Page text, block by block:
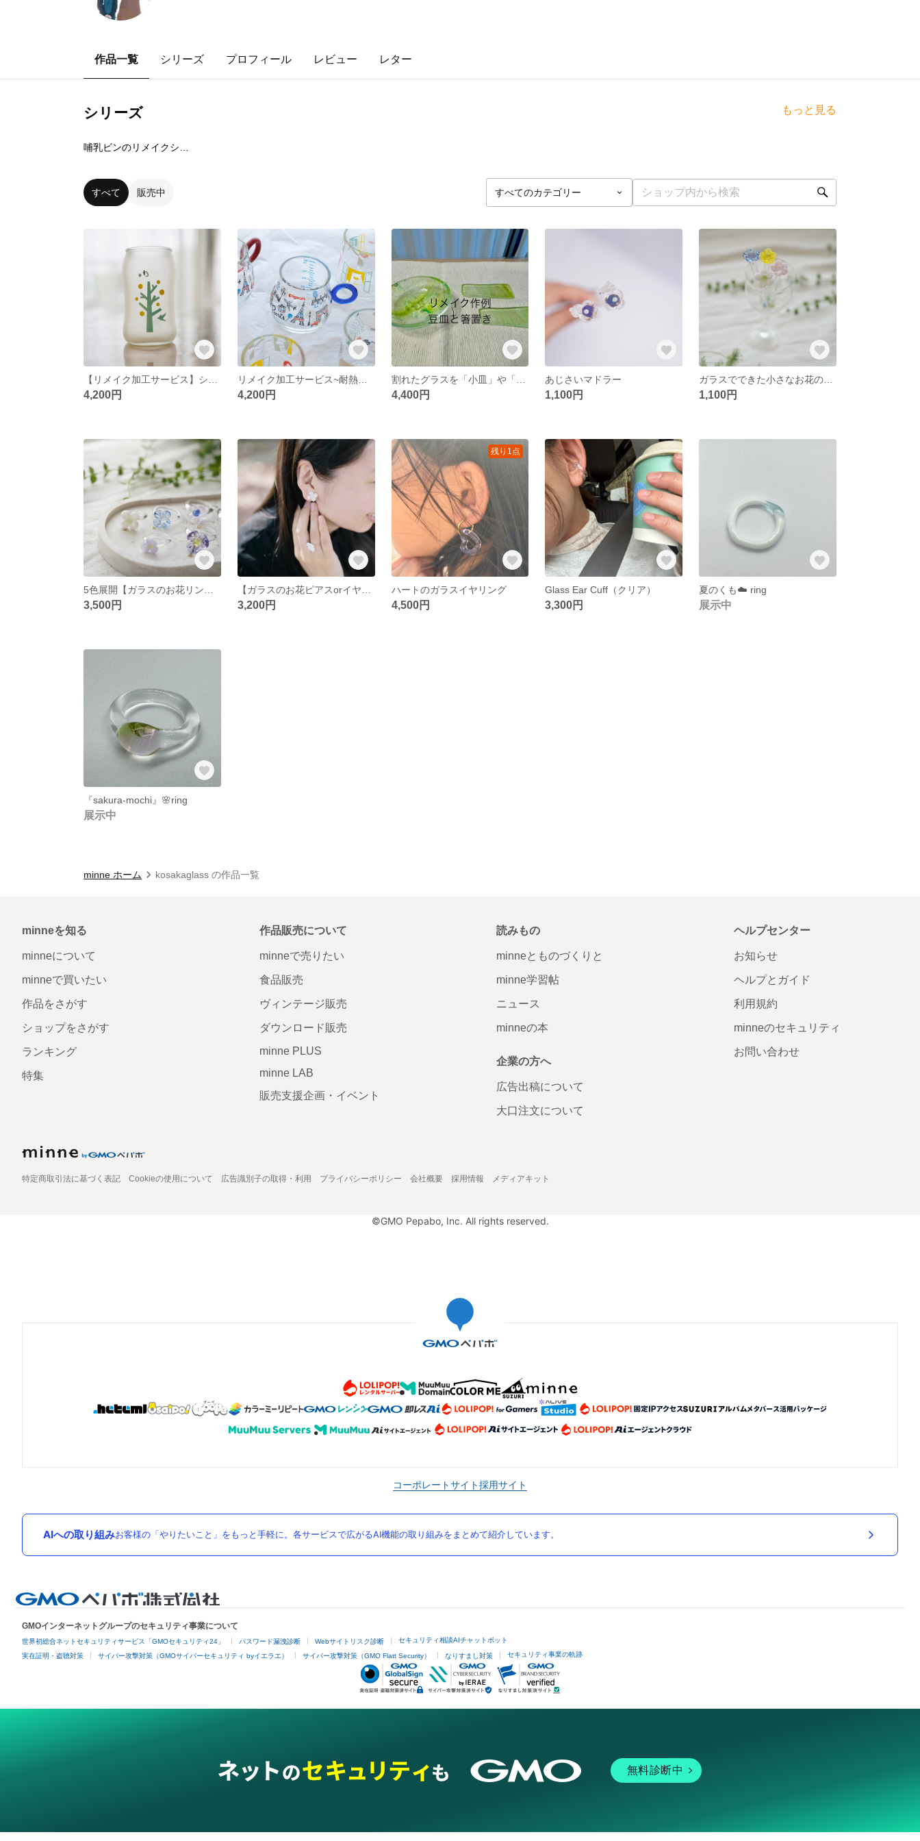
作品一覧 シリーズ プロフィール レビュー レター
シリーズ もっと見る
すべて 販売中
4,200円
リメイク加工サービス~耐熱ガラスびん~
4,200円 4,400円
あじさいマドラー
1,100円 1,100円
3,500円 3,200円
残り1点
ハートのガラスイヤリング
4,500円
Glass Ear Cuff（クリア）
3,300円
夏のくも☁️ ring
展示中
『sakura-mochi』🌸ring
展示中
minne ホーム kosakaglass の作品一覧
minneを知る
minneについて
minneで買いたい
作品をさがす
ショップをさがす
ランキング
特集
作品販売について
minneで売りたい
食品販売
ヴィンテージ販売
ダウンロード販売
minne PLUS
minne LAB
販売支援企画・イベント
読みもの
minneとものづくりと
minne学習帖
ニュース
minneの本
企業の方へ
広告出稿について
大口注文について
ヘルプセンター
お知らせ
ヘルプとガイド
利用規約
minneのセキュリティ
お問い合わせ
特定商取引法に基づく表記 Cookieの使用について 広告識別子の取得・利用 プライバシーポリシー 会社概要 採用情報 メディアキット
©GMO Pepabo, Inc. All rights reserved.
コーポレートサイト採用サイト
AIへの取り組みお客様の「やりたいこと」をもっと手軽に。各サービスで広がるAI機能の取り組みをまとめて紹介しています。
GMOインターネットグループのセキュリティ事業について
世界初総合ネットセキュリティサービス「GMOセキュリティ24」 パスワード漏洩診断 Webサイトリスク診断 セキュリティ相談AIチャットボット
実在証明・盗聴対策 サイバー攻撃対策（GMOサイバーセキュリティ byイエラエ） サイバー攻撃対策（GMO Flatt Security） なりすまし対策 セキュリティ事業の軌跡
無料診断中